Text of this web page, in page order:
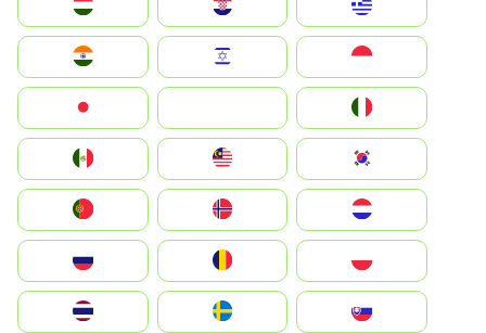
Hrvatska
Magyarország
Indonesia
South Korea
Nederland
Portugal
România
Slovensko